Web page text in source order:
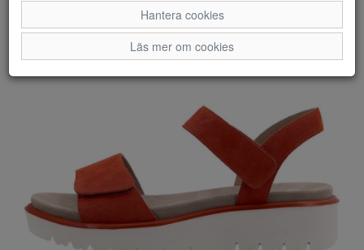
Hantera cookies
Läs mer om cookies